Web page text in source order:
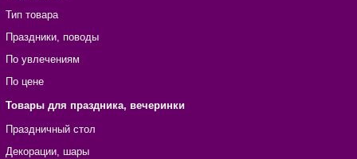
Тип товара
Праздники, поводы
По увлечениям
По цене
Товары для праздника, вечеринки
Праздничный стол
Декорации, шары